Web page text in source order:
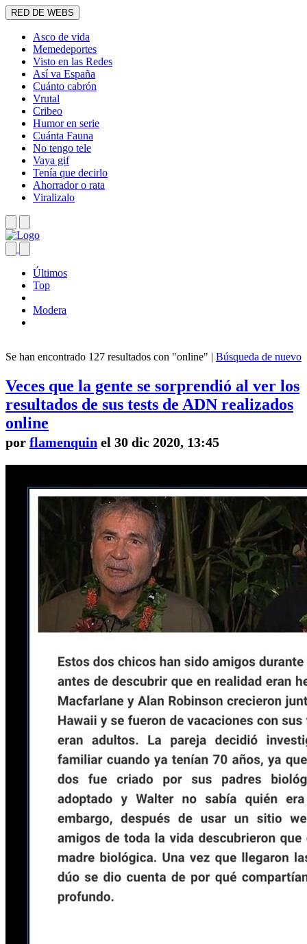
RED DE WEBS
Asco de vida
Memedeportes
Visto en las Redes
Así va España
Cuánto cabrón
Vrutal
Cribeo
Humor en serie
Cuánta Fauna
No tengo tele
Vaya gif
Tenía que decirlo
Ahorrador o rata
Viralizalo
Últimos
Top
Modera
Se han encontrado 127 resultados con "online" | Búsqueda de nuevo
Veces que la gente se sorprendió al ver los
resultados de sus tests de ADN realizados
online
por flamenquin el 30 dic 2020, 13:45